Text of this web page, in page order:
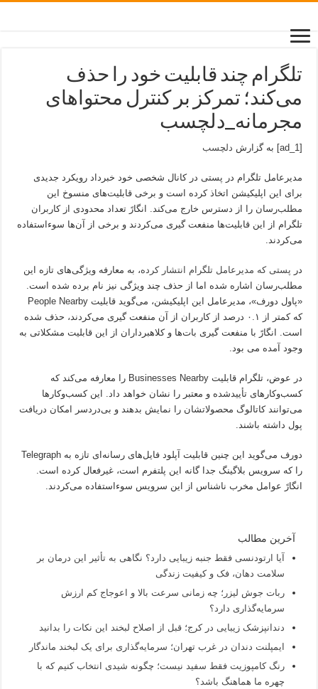
تلگرام چند قابلیت خود را حذف
می‌کند؛ تمرکز بر کنترل محتواهای
مجرمانه_دلچسب
[ad_1] به گزارش دلچسب
مدیرعامل تلگرام در پستی در کانال شخصی خود خبرداد رویکرد جدیدی
برای این اپلیکیشن اتخاذ کرده است و برخی قابلیت‌های منسوخ این
مطلب‌رسان را از دسترس خارج می‌کند. انگارً تعداد محدودی از کاربران
تلگرام از این قابلیت‌ها منفعت گیری می‌کردند و برخی از آن‌ها سوءاستفاده
می‌کردند.
در پستی که مدیرعامل تلگرام انتشار کرده، به معارفه ویژگی‌های تازه این
مطلب‌رسان اشاره شده اما از حذف چند ویژگی نیز نام برده شده است.
«پاول دورف»، مدیرعامل این اپلیکیشن، می‌گوید قابلیت People Nearby
که کمتر از ۰.۱ درصد از کاربران از آن منفعت گیری می‌کردند، حذف شده
است. انگارً با منفعت گیری بات‌ها و کلاهبرداران از این قابلیت مشکلاتی به‌
وجود آمده می بود.
در عوض، تلگرام قابلیت Businesses Nearby را معارفه می‌کند که
کسب‌وکارهای تأییدشده و معتبر را نشان خواهد داد. این کسب‌وکارها
می‌توانند کاتالوگ محصولاتشان را نمایش بدهند و بی‌دردسر امکان دریافت
پول داشته باشند.
دورف می‌گوید این چنین قابلیت آپلود فایل‌های رسانه‌ای تازه به Telegraph
را که سرویس بلاگینگ جدا گانه این پلتفرم است، غیرفعال کرده است.
انگارً عوامل مخرب ناشناس از این سرویس سوءاستفاده می‌کردند.
آخرین مطالب
آیا ارتودنسی فقط جنبه زیبایی دارد؟ نگاهی به تأثیر این درمان بر
سلامت دهان، فک و کیفیت زندگی
ربات جوش لیزر؛ چه زمانی سرعت بالا و اعوجاج کم ارزش
سرمایه‌گذاری دارد؟
دندانپزشک زیبایی در کرج؛ قبل از اصلاح لبخند این نکات را بدانید
ایمپلنت دندان در غرب تهران؛ سرمایه‌گذاری برای یک لبخند ماندگار
رنگ کامپوزیت فقط سفید نیست؛ چگونه شیدی انتخاب کنیم که با
چهره ما هماهنگ باشد؟